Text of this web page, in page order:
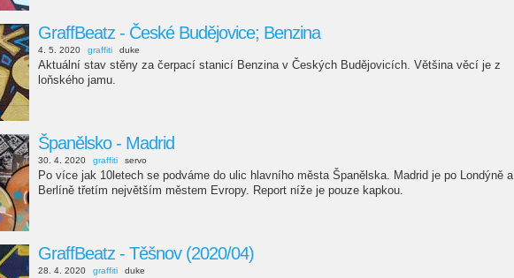
GraffBeatz - České Budějovice; Benzina
4. 5. 2020 graffiti duke
Aktuální stav stěny za čerpací stanicí Benzina v Českých Budějovicích. Většina věcí je z
loňského jamu.
Španělsko - Madrid
30. 4. 2020 graffiti servo
Po více jak 10letech se podváme do ulic hlavního města Španělska. Madrid je po Londýně a
Berlíně třetím největším městem Evropy. Report níže je pouze kapkou.
GraffBeatz - Těšnov (2020/04)
28. 4. 2020 graffiti duke